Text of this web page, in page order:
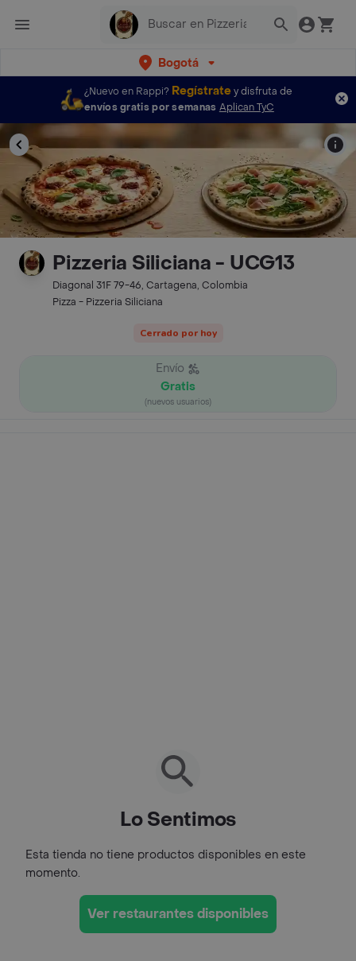
Bogotá
¿Nuevo en Rappi? Regístratey disfruta de
envíos gratis por semanas Aplican TyC
Pizzeria Siliciana - UCG13
Diagonal 31F 79-46, Cartagena, Colombia
Pizza - Pizzeria Siliciana
Cerrado por hoy
Envío
Gratis
(nuevos usuarios)
Lo Sentimos
Esta tienda no tiene productos disponibles en este
momento.
Ver restaurantes disponibles